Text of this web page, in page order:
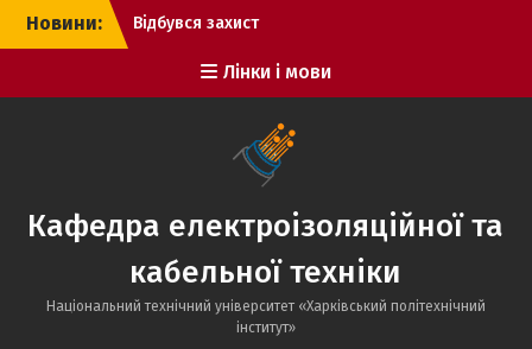
Перейти
Новини:
Відбувся захист
кваліфікаційних робіт
бакалаврів!
зустріч з учнями
Дніпровського ліцею
Верхньодніпровської
Вітаємо переможця
конкурсу електронних
постерів з протидії
торгівлі людьми!
Відбувся захист
Лінки і мови
Кафедра електроізоляційної та
кабельної техніки
Національний технічний університет «Харківський політехнічний
iнститут»